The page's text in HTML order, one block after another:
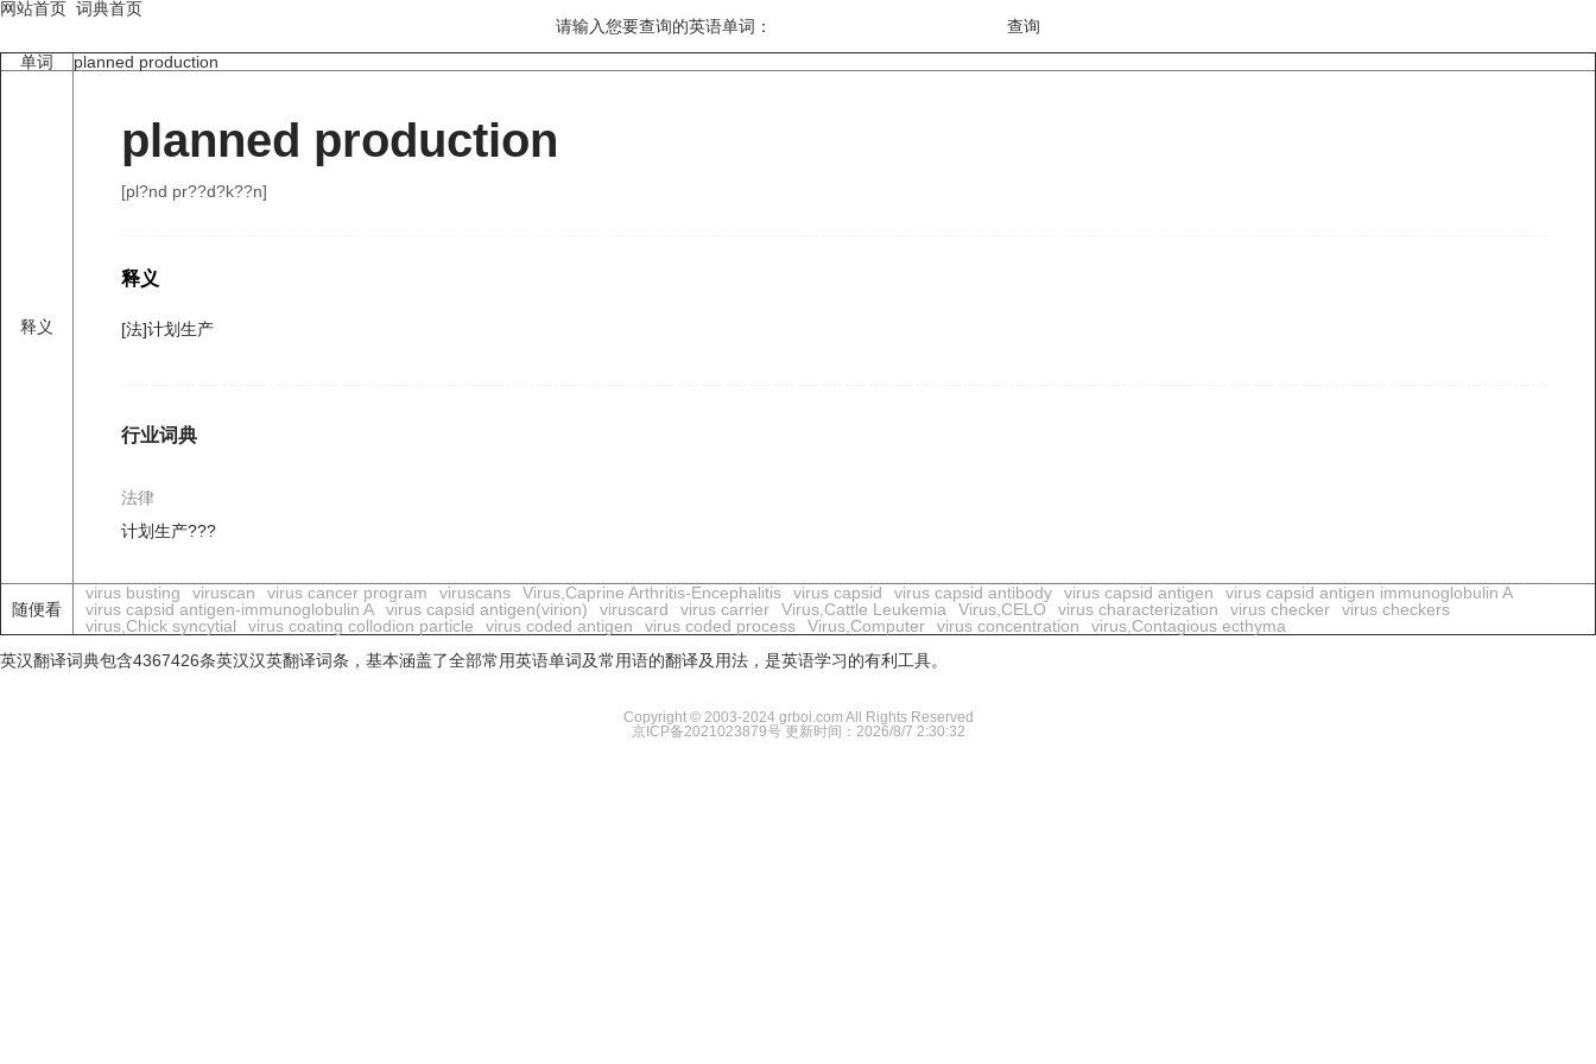
网站首页 词典首页
请输入您要查询的英语单词：
单词
planned production
释义
planned production
[pl?nd pr??d?k??n]
释义
[法]计划生产
行业词典
法律
计划生产???
随便看
virus busting viruscan virus cancer program viruscans Virus,Caprine Arthritis-Encephalitis virus capsid virus capsid antibody virus capsid antigen
virus capsid antigen immunoglobulin A
virus capsid antigen-immunoglobulin A
virus capsid antigen(virion) viruscard virus carrier Virus,Cattle Leukemia Virus,CELO virus characterization virus checker
virus checkers
virus,Chick syncytial
virus coating collodion particle virus coded antigen virus coded process Virus,Computer virus concentration
virus,Contagious ecthyma
英汉翻译词典包含4367426条英汉汉英翻译词条，基本涵盖了全部常用英语单词及常用语的翻译及用法，是英语学习的有利工具。
Copyright © 2003-2024 grboi.com All Rights Reserved
京ICP备2021023879号 更新时间：2026/8/7 2:30:32